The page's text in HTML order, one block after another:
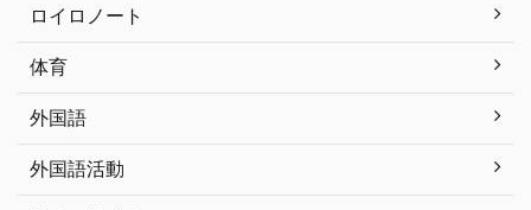
ロイロノート
体育
外国語
外国語活動